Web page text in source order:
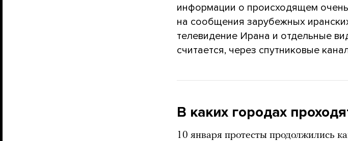
информации о происходящем
на сообщения зарубежных
телевидение Ирана и отдельные
считается, через спутниковые
В каких городах
10 января протесты продолжились